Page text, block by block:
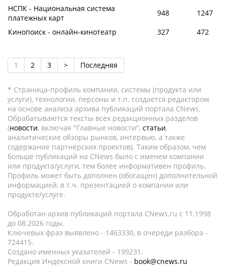
НСПК - Национальная система
платежных карт
948
1247
Кинопоиск - онлайн-кинотеатр
327 472
1 2 3 > Последняя
* Страница-профиль компании, системы (продукта или
услуги), технологии, персоны и т.п. создается редактором
на основе анализа архива публикаций портала CNews.
Обрабатываются тексты всех редакционных разделов
(новости, включая "Главные новости", статьи,
аналитические обзоры рынков, интервью, а также
содержание партнёрских проектов). Таким образом, чем
больше публикаций на CNews было с именем компании
или продукта/услуги, тем более информативен профиль.
Профиль может быть дополнен (обогащен) дополнительной
информацией, в т.ч. презентацией о компании или
продукте/услуге.
Обработан архив публикаций портала CNews.ru c 11.1998
до 08.2026 годы.
Ключевых фраз выявлено - 1463330, в очереди разбора -
724415.
Создано именных указателей - 199231.
Редакция Индексной книги CNews - book@cnews.ru